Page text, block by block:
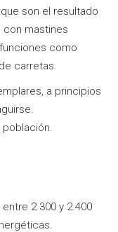
son el resultado
mastines
como
carretas.
a principios
2.300 y 2.400